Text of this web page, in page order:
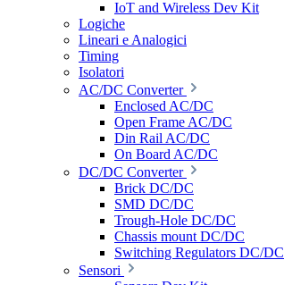
IoT and Wireless Dev Kit
Logiche
Lineari e Analogici
Timing
Isolatori
AC/DC Converter
Enclosed AC/DC
Open Frame AC/DC
Din Rail AC/DC
On Board AC/DC
DC/DC Converter
Brick DC/DC
SMD DC/DC
Trough-Hole DC/DC
Chassis mount DC/DC
Switching Regulators DC/DC
Sensori